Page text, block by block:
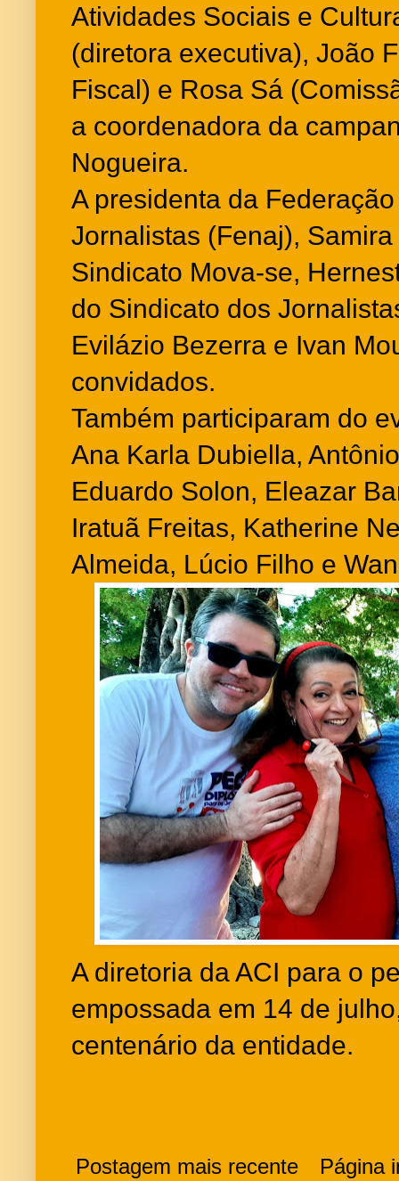
Atividades Sociais e
(diretora executiva), João
Fiscal) e Rosa Sá
a coordenadora da
Nogueira.
A presidenta da
Jornalistas (Fenaj),
Sindicato Mova-se,
do Sindicato dos
Evilázio Bezerra e Ivan
convidados.
Também participaram do
Ana Karla Dubiella,
Eduardo Solon, Eleazar
Iratuã Freitas, Katherine
Almeida, Lúcio Filho e
A diretoria da ACI para o
empossada em 14 de
centenário da entidade.
Postagem mais recente Página